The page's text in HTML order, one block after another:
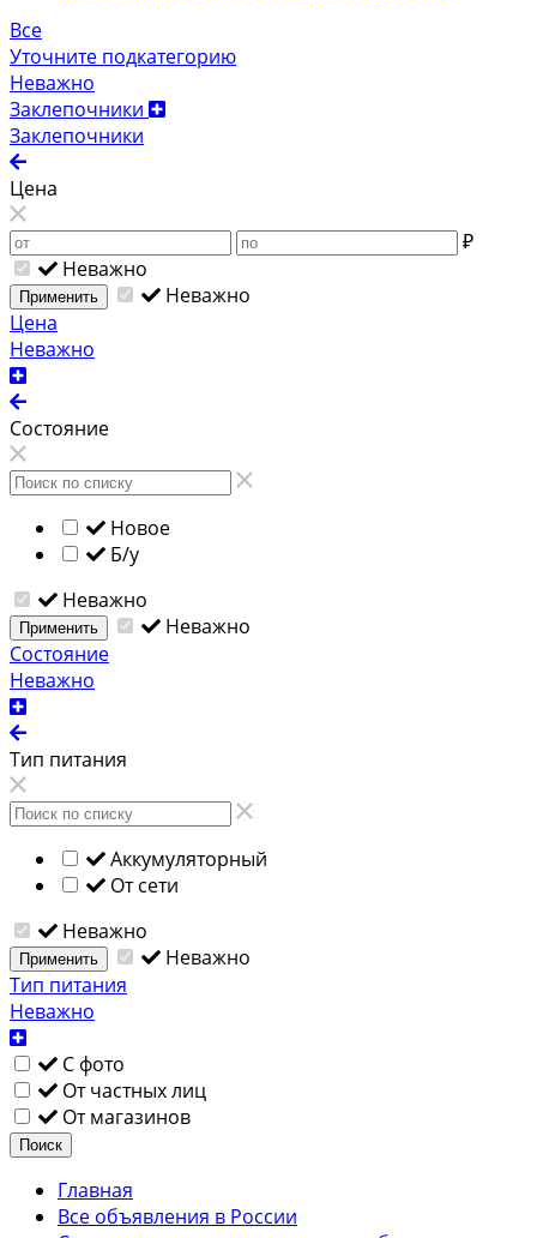
Все
Уточните подкатегорию
Неважно
Заклепочники
Заклепочники
Цена
₽
Неважно
Применить
Неважно
Цена
Неважно
Состояние
Новое
Б/у
Неважно
Применить
Неважно
Состояние
Неважно
Тип питания
Аккумуляторный
От сети
Неважно
Применить
Неважно
Тип питания
Неважно
С фото
От частных лиц
От магазинов
Поиск
Главная
Все объявления в России